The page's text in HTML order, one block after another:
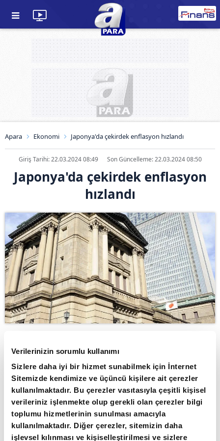
Verilerinizin sorumlu kullanımı
Sizlere daha iyi bir hizmet sunabilmek için İnternet
Sitemizde kendimize ve üçüncü kişilere ait çerezler
kullanılmaktadır. Bu çerezler vasıtasıyla çeşitli kişisel
verileriniz işlenmekte olup gerekli olan çerezler bilgi
toplumu hizmetlerinin sunulması amacıyla
kullanılmaktadır. Diğer çerezler, sitemizin daha
işlevsel kılınması ve kişiselleştirilmesi ve sizlere
Apara Ekonomi Japonya'da çekirdek enflasyon hızlandı
Giriş Tarihi: 22.03.2024 08:49 Son Güncelleme: 22.03.2024 08:50
Japonya'da çekirdek enflasyon
hızlandı
ABONE OL
Japonya'nın çekirdek enflasyonu Şubat
ayında hızlandı.
Japonya'nın çekirdek enflasyonu Şubat ayında
hızlandı, daha geniş fiyat eğilimini ölçen bir
endeksin keskin bir şekilde yavaşladığını